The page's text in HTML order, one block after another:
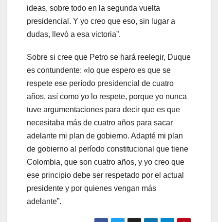
ideas, sobre todo en la segunda vuelta
presidencial. Y yo creo que eso, sin lugar a
dudas, llevó a esa victoria”.
Sobre si cree que Petro se hará reelegir, Duque
es contundente: «lo que espero es que se
respete ese período presidencial de cuatro
años, así como yo lo respete, porque yo nunca
tuve argumentaciones para decir que es que
necesitaba más de cuatro años para sacar
adelante mi plan de gobierno. Adapté mi plan
de gobierno al período constitucional que tiene
Colombia, que son cuatro años, y yo creo que
ese principio debe ser respetado por el actual
presidente y por quienes vengan más
adelante”.